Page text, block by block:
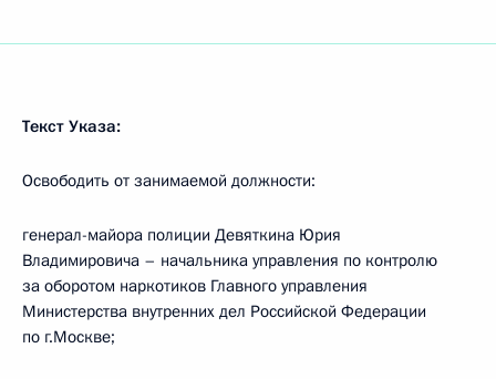
Текст Указа:
Освободить от занимаемой должности:
генерал-майора полиции Девяткина Юрия
Владимировича – начальника управления по контролю
за оборотом наркотиков Главного управления
Министерства внутренних дел Российской Федерации
по г.Москве;